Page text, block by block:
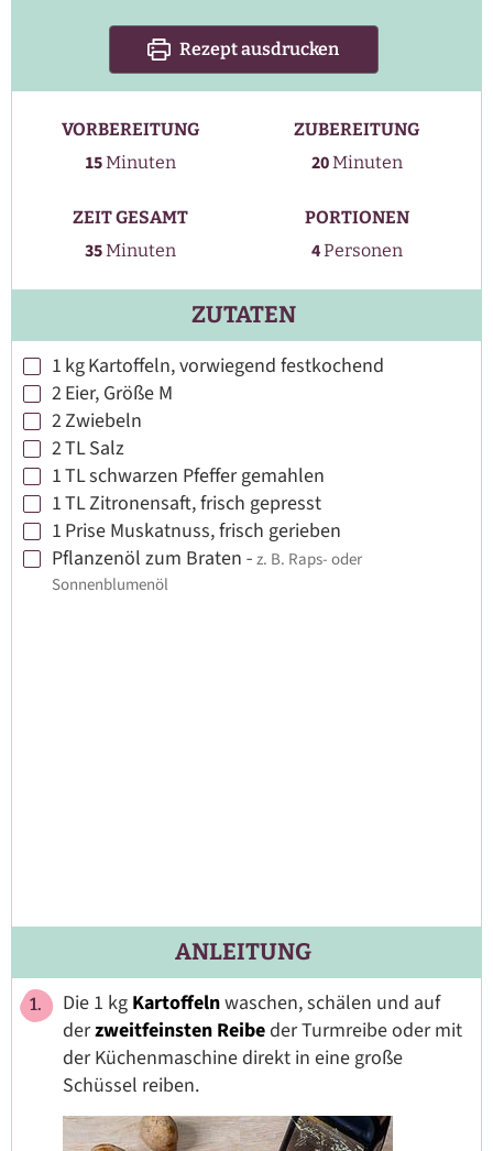
Rezept ausdrucken
VORBEREITUNG
15Minuten
Minuten
ZUBEREITUNG
20Minuten
Minuten
ZEIT GESAMT
35Minuten
Minuten
PORTIONEN
4Personen
ZUTATEN
▢
1 kgKartoffeln, vorwiegend festkochend
▢
2Eier, Größe M
▢
2Zwiebeln
▢
2TLSalz
▢
1TLschwarzen Pfeffer gemahlen
▢
1TLZitronensaft, frisch gepresst
▢
1 Prise Muskatnuss, frisch gerieben
▢
Pflanzenöl zum Braten - z. B. Raps- oder
Sonnenblumenöl
ANLEITUNG
Die 1 kg Kartoffelnwaschen, schälen und auf
derzweitfeinsten Reibeder Turmreibe oder mit
der Küchenmaschine direkt in eine große
Schüssel reiben.